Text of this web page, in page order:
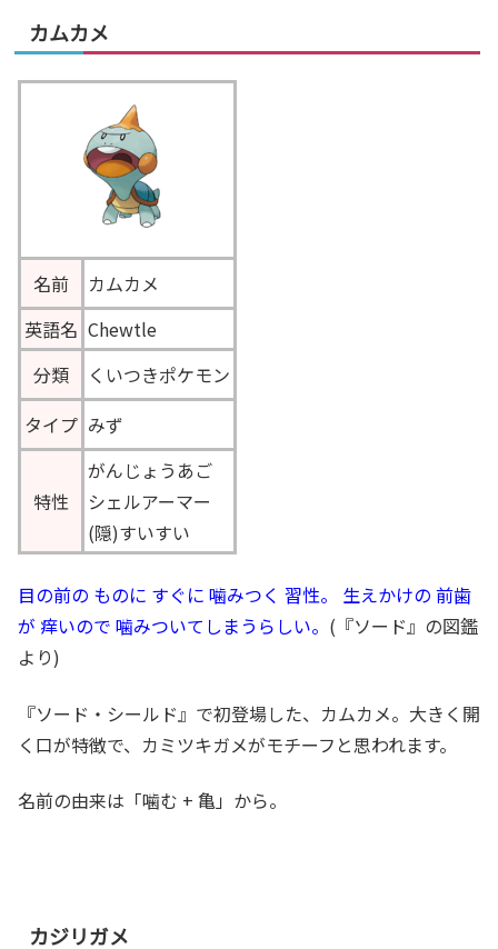
カムカメ
名前
カムカメ
英語名 Chewtle
分類
くいつきポケモン
タイプ みず
特性
がんじょうあご
シェルアーマー
(隠)すいすい
目の前の ものに すぐに 噛みつく 習性。 生えかけの 前歯
が 痒いので 噛みついてしまうらしい。 (『ソード』の図鑑
より)
『ソード・シールド』で初登場した、カムカメ。大きく開
く口が特徴で、カミツキガメがモチーフと思われます。
名前の由来は「噛む + 亀」から。
カジリガメ